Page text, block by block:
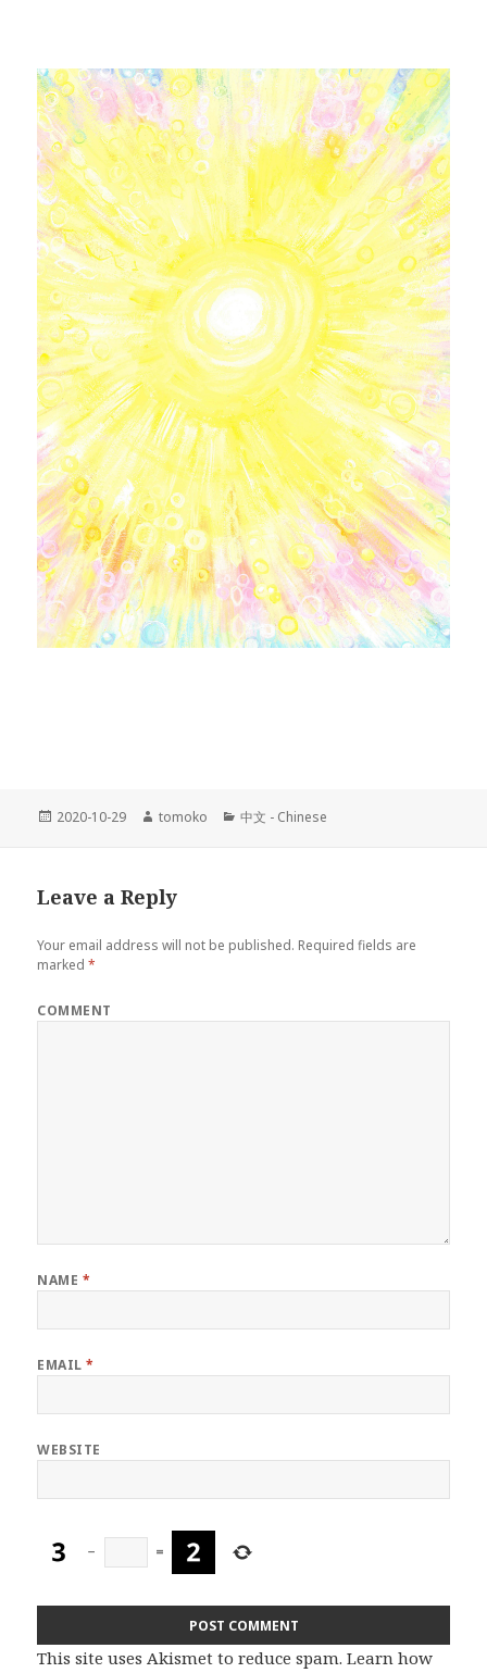
Posted
2020-10-29 Author
tomoko Categories
中文 - Chinese
Leave a Reply
Your email address will not be published. Required fields are
marked*
COMMENT
NAME *
EMAIL*
WEBSITE
− =
This site uses Akismet to reduce spam.Learn how